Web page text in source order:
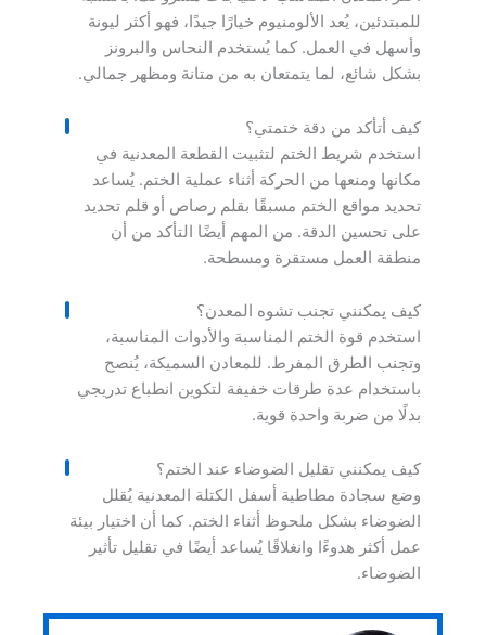
للمبتدئين، يُعد الألومنيوم خيارًا جيدًا، فهو أكثر ليونة
وأسهل في العمل. كما يُستخدم النحاس والبرونز
بشكل شائع، لما يتمتعان به من متانة ومظهر جمالي.
كيف أتأكد من دقة ختمتي؟
استخدم شريط الختم لتثبيت القطعة المعدنية في
مكانها ومنعها من الحركة أثناء عملية الختم. يُساعد
تحديد مواقع الختم مسبقًا بقلم رصاص أو قلم تحديد
على تحسين الدقة. من المهم أيضًا التأكد من أن
منطقة العمل مستقرة ومسطحة.
كيف يمكنني تجنب تشوه المعدن؟
استخدم قوة الختم المناسبة والأدوات المناسبة،
وتجنب الطرق المفرط. للمعادن السميكة، يُنصح
باستخدام عدة طرقات خفيفة لتكوين انطباع تدريجي
بدلًا من ضربة واحدة قوية.
كيف يمكنني تقليل الضوضاء عند الختم؟
وضع سجادة مطاطية أسفل الكتلة المعدنية يُقلل
الضوضاء بشكل ملحوظ أثناء الختم. كما أن اختيار بيئة
عمل أكثر هدوءًا وانغلاقًا يُساعد أيضًا في تقليل تأثير
الضوضاء.